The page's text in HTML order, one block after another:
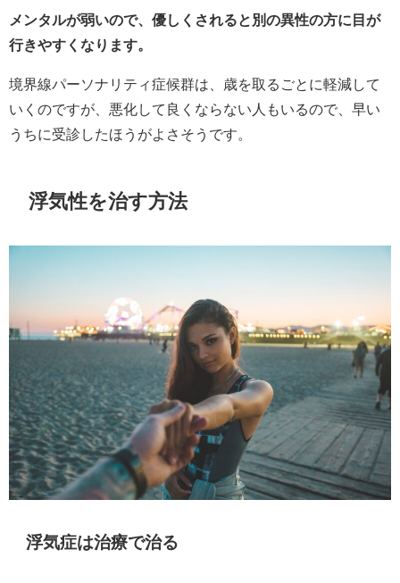
メンタルが弱いので、優しくされると別の異性の方に目が
行きやすくなります。
境界線パーソナリティ症候群は、歳を取るごとに軽減して
いくのですが、悪化して良くならない人もいるので、早い
うちに受診したほうがよさそうです。
浮気性を治す方法
浮気症は治療で治る